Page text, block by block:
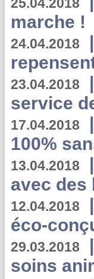
marche !
24.04.2018 |
23.04.2018 |
service
17.04.2018 |
100%
13.04.2018 |
avec des
12.04.2018 |
éco-
29.03.2018 |
soins